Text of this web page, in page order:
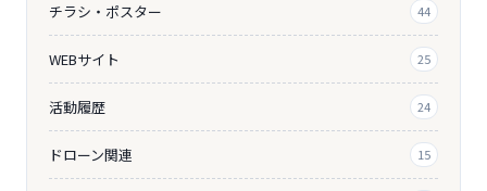
チラシ・ポスター 44
WEBサイト 25
活動履歴 24
ドローン関連 15